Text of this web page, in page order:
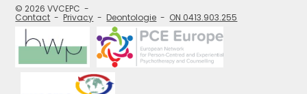
pagina's:
© 2026 VVCEPC
Contact Privacy Deontologie ON 0413.903.255